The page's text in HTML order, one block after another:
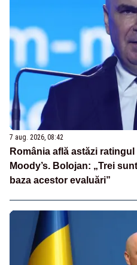
7 aug. 2026, 08:42
România află astăzi
Moody’s. Bolojan: „Trei
baza acestor evaluări”